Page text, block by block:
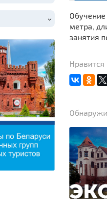
метра,
занятия
Нравится